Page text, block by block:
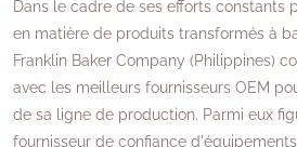
Dans le cadre de ses efforts constants
en matière de produits transformés à
Franklin Baker Company (Philippines)
avec les meilleurs fournisseurs OEM
de sa ligne de production. Parmi eux
fournisseur de confiance